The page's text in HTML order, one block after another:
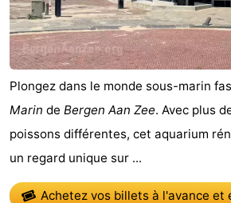
Plongez dans le monde sous-marin
Marin de Bergen Aan Zee. Avec plus
poissons différentes, cet aquarium
un regard unique sur ...
Achetez vos billets à l'avanceet